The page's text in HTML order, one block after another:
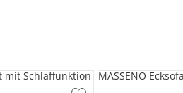
mit Schlaffunktion MASSENO